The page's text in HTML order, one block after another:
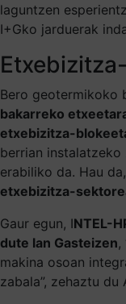
laguntzen
I+Gko jarduerak
Bero geotermikoko
bakarreko
etxebizitza-
berrian
erabiliko da. Hau da,
etxebizitza-
Gaur egun, INTEL-
dute lan Gasteizen,
makina osoan
zabala”, zehaztu